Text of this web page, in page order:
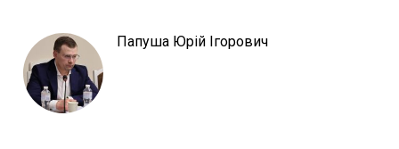
Папуша Юрій Ігорович